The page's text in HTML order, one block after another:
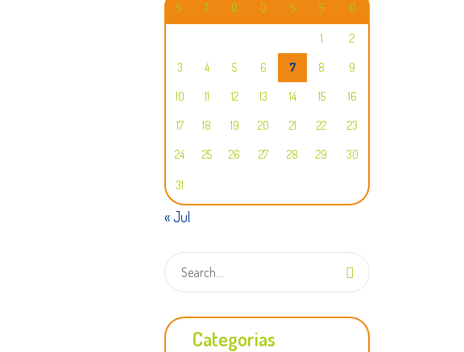
S T Q Q S S D
1 2
3 4 5 6 7 8 9
10 11 12 13 14 15 16
17 18 19 20 21 22 23
24 25 26 27 28 29 30
31
« Jul
Categorias